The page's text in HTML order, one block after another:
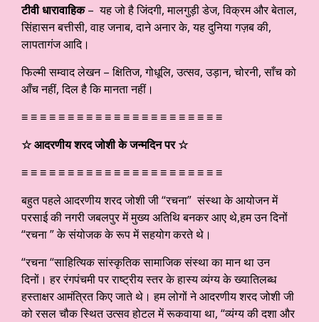
टीवी धारावाहिक– यह जो है जिंदगी, मालगुड़ी डेज, विक्रम और बेताल,
सिंहासन बत्तीसी, वाह जनाब, दाने अनार के, यह दुनिया गज़ब की,
लापतागंज आदि।
फिल्मी सम्वाद लेखन – क्षितिज, गोधूलि, उत्सव, उड़ान, चोरनी, साँच को
आँच नहीं, दिल है कि मानता नहीं।
≡ ≡ ≡ ≡ ≡ ≡ ≡ ≡ ≡ ≡ ≡ ≡ ≡ ≡ ≡ ≡ ≡ ≡ ≡ ≡ ≡ ≡
☆ आदरणीय शरद जोशी के जन्मदिन पर ☆
≡ ≡ ≡ ≡ ≡ ≡ ≡ ≡ ≡ ≡ ≡ ≡ ≡ ≡ ≡ ≡ ≡ ≡ ≡ ≡ ≡ ≡
बहुत पहले आदरणीय शरद जोशी जी “रचना” संस्था के आयोजन में
परसाई की नगरी जबलपुर में मुख्य अतिथि बनकर आए थे,हम उन दिनों
“रचना ” के संयोजक के रूप में सहयोग करते थे।
“रचना “साहित्यिक सांस्कृतिक सामाजिक संस्था का मान था उन
दिनों। हर रंगपंचमी पर राष्ट्रीय स्तर के हास्य व्यंग्य के ख्यातिलब्ध
हस्ताक्षर आमंत्रित किए जाते थे। हम लोगों ने आदरणीय शरद जोशी जी
को रसल चौक स्थित उत्सव होटल में रूकवाया था, “व्यंग्य की दशा और